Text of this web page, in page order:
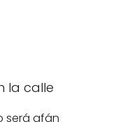
la calle
será afán